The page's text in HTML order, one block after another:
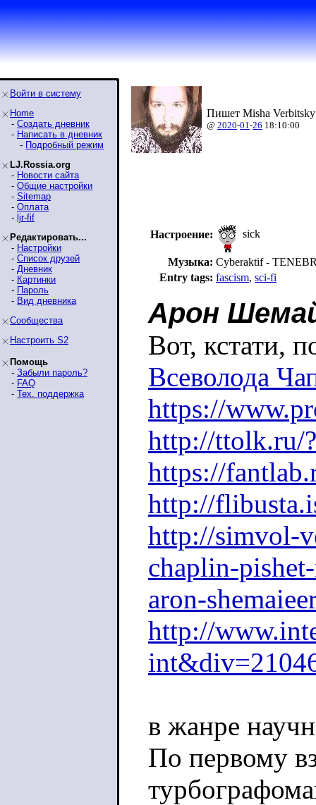
Войти в систему
Home
- Создать дневник
- Написать в дневник
- Подробный режим
LJ.Rossia.org
- Новости сайта
- Общие настройки
- Sitemap
- Оплата
- ljr-fif
Редактировать...
- Настройки
- Список друзей
- Дневник
- Картинки
- Пароль
- Вид дневника
Сообщества
Настроить S2
Помощь
- Забыли пароль?
- FAQ
- Тех. поддержка
Пишет Misha
@ 2020-01-26 18:10:00
Настроение: sick
Музыка: Cyberaktif -
Entry tags: fascism, sci-fi
Арон
Вот, кстати,
Всеволода
https://
http://ttolk.ru/
https://
http://
http://simvol-
chaplin-
aron-
http://
в жанре
По первому